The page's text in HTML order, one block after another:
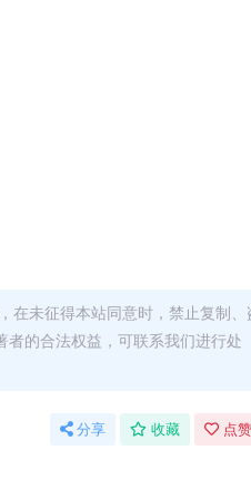
在未征得本站同意时，禁止复制、
的合法权益，可联系我们进行处
分享 收藏 点